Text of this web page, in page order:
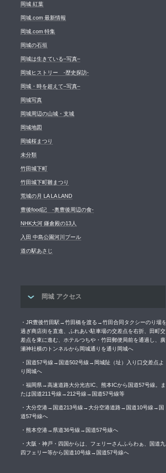
岡城 紅葉
岡城.com 最新情報
岡城.com 特集
岡城の石垣
岡城は生きている–写真–
岡城ヒストリー -歴史探訪-
岡城・時を超えて–写真–
岡城写真
岡城周辺の山城・支城
岡城地図
岡城桜まつり
未分類
竹田城下町
竹田城下町雛まつり
荒城の月 LA LA LAND
豊後food記 -奥豊後周辺の食-
NHK大河 鎌倉殿の13人
入田 中島公園河川プール
道の駅あさじ
岡城 アクセス
・JR豊後竹田駅→竹田橋を渡る→竹田合同タクシーのり場を
過ぎ商店街を直進、ふれあい駐車場の交差点を右折、田町交
差点を東に進む、ホテルつちや・竹田郵便局前を通過し、廣
瀬神社横のトンネルから岡城通りを通り岡城へ
・国道57号線→国道502号線→岡城阯（址）入り口交差点よ
り岡城へ
・福岡県→高速道路大分光吉IC、熊本ICから国道57号線。ま
たは国道211号線→212号線→国道57号線等
・大分空港→国道213号線→大分空港道路→国道10号線→国
道57号線へ
・熊本空港→県道36号線→国道57号線へ
・大阪・神戸・四国からは、フェリーさんふらわぁ、国道九
四フェリー等から国道10号線→国道57号線へ